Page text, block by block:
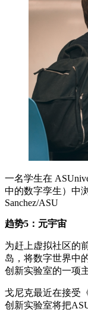
一名学生在
中的数字孪生）中
Sanchez/ASU
趋势5：元宇宙
为赶上虚拟社区的
岛，将数字世界中
创新实验室的一项
戈尼克最近在接受
创新实验室将把